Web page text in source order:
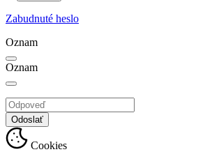
Zabudnuté heslo
Oznam
Oznam
Odoslať
Cookies